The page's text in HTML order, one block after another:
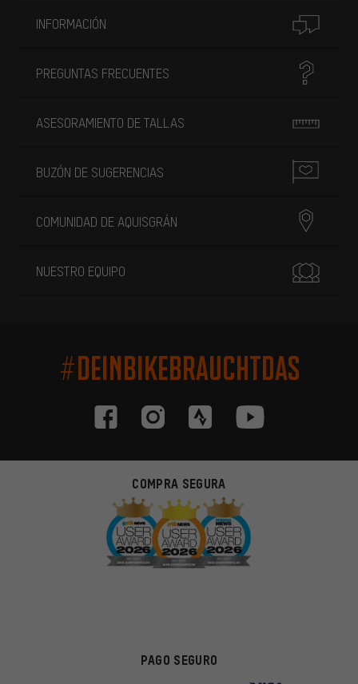
INFORMACIÓN
PREGUNTAS FRECUENTES
ASESORAMIENTO DE TALLAS
BUZÓN DE SUGERENCIAS
COMUNIDAD DE AQUISGRÁN
NUESTRO EQUIPO
#DEINBIKEBRAUCHTDAS
COMPRA SEGURA
PAGO SEGURO